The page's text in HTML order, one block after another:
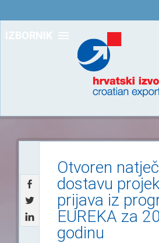
IZBORNIK
Otvoren
dostavu
prijava iz
EUREKA za
godinu